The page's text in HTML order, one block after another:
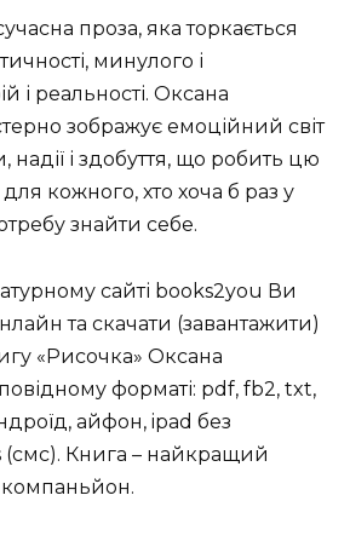
проза, яка торкається
минулого і
і реальності. Оксана
зображує емоційний світ
надії і здобуття, що робить цю
кожного, хто хоча б раз у
знайти себе.
сайті books2you Ви
та скачати (завантажити)
«Рисочка» Оксана
форматі: pdf, fb2, txt,
айфон, ipad без
(смс). Книга – найкращий
компаньйон.